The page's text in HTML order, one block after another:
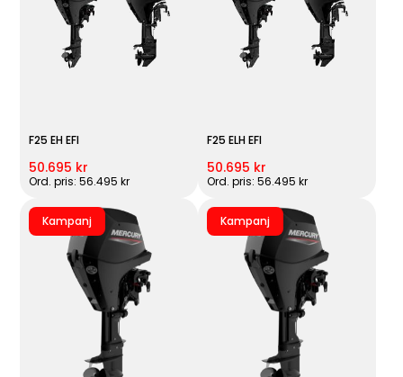
F25 EH EFI
50.695 kr
Ord. pris: 56.495 kr
F25 ELH EFI
50.695 kr
Ord. pris: 56.495 kr
Kampanj Kampanj